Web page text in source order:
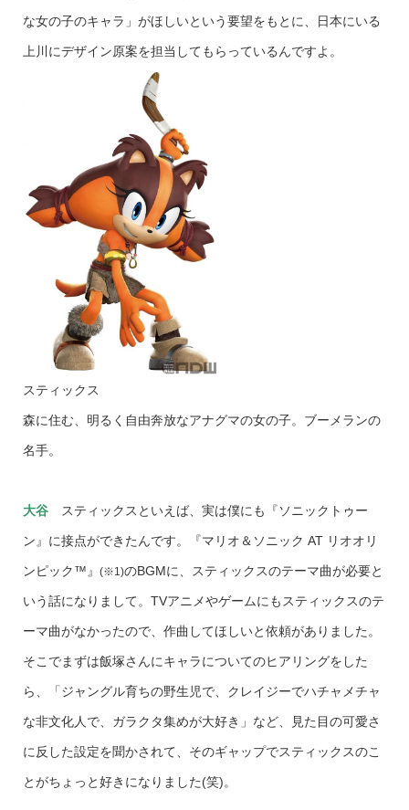
な女の子のキャラ」がほしいという要望をもとに、日本にいる
上川にデザイン原案を担当してもらっているんですよ。
スティックス
森に住む、明るく自由奔放なアナグマの女の子。ブーメランの
名手。
大谷スティックスといえば、実は僕にも『ソニックトゥー
ン』に接点ができたんです。『マリオ＆ソニック AT リオオリ
ンピック™』 (※1)のBGMに、スティックスのテーマ曲が必要と
いう話になりまして。TVアニメやゲームにもスティックスのテ
ーマ曲がなかったので、作曲してほしいと依頼がありました。
そこでまずは飯塚さんにキャラについてのヒアリングをした
ら、「ジャングル育ちの野生児で、クレイジーでハチャメチャ
な非文化人で、ガラクタ集めが大好き」など、見た目の可愛さ
に反した設定を聞かされて、そのギャップでスティックスのこ
とがちょっと好きになりました(笑)。